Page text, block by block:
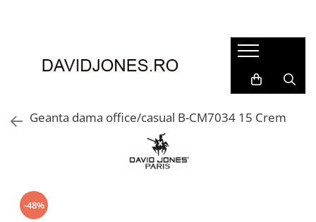
Accesorii
Genti din piele
Incaltaminte
Cizme si botine
Geanta dama office/casual B-CM7034 15 Crem
-48%